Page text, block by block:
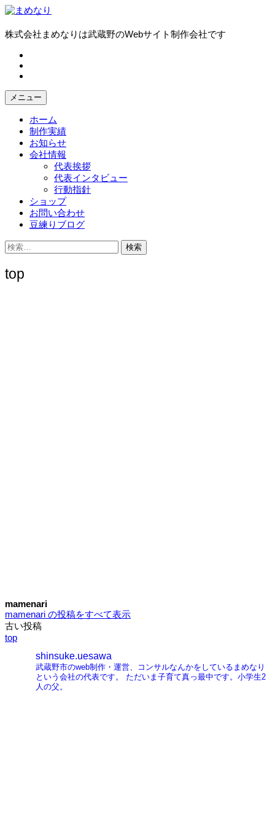
コ
テ
キ
ッ
株式会社まめなりは武蔵野のWebサイト制作会社です
メニュー
ホーム
制作実績
お知らせ
会社情報
代表挨拶
代表インタビュー
行動指針
ショップ
お問い合わせ
豆練りブログ
検
索:
top
mamenari
mamenari の投稿をすべて表示
投
古い投稿
top
shinsuke.uesawa
武蔵野市のweb制作・運営、コンサルなんかをしているまめなり
という会社の代表です。
ただいま子育て真っ最中です。小学生2
人の父。